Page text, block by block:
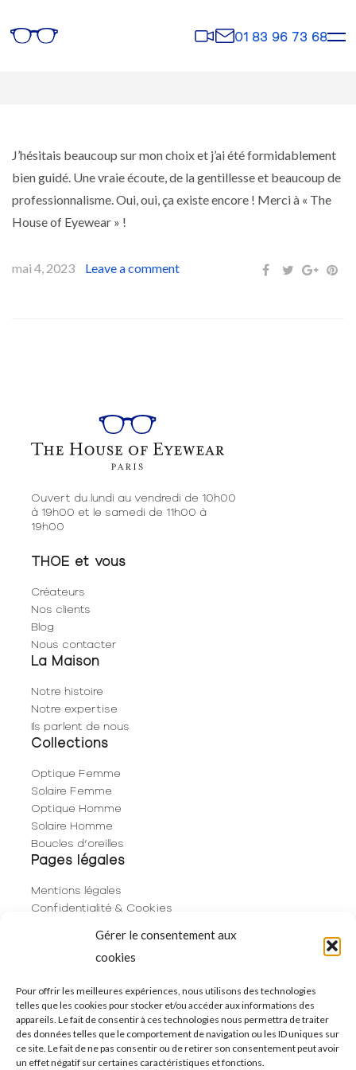
Gérer le consentement aux
cookies
Pour offrir les meilleures expériences, nous utilisons des technologies
telles que les cookies pour stocker et/ou accéder aux informations des
appareils. Le fait de consentir à ces technologies nous permettra de traiter
des données telles que le comportement de navigation ou les ID uniques sur
ce site. Le fait de ne pas consentir ou de retirer son consentement peut avoir
un effet négatif sur certaines caractéristiques et fonctions.
Rendez-
vous
Contact
01 83 96 73 68
J’hésitais beaucoup sur mon choix et j’ai été formidablement
bien guidé. Une vraie écoute, de la gentillesse et beaucoup de
professionnalisme. Oui, oui, ça existe encore ! Merci à « The
House of Eyewear » !
mai 4, 2023 Leave a comment
Ouvert du lundi au vendredi de 10h00
à 19h00 et le samedi de 11h00 à
19h00
THOE et vous
Créateurs
Nos clients
Blog
Nous contacter
La Maison
Notre histoire
Notre expertise
Ils parlent de nous
Collections
Optique Femme
Solaire Femme
Optique Homme
Solaire Homme
Boucles d’oreilles
Pages légales
Mentions légales
Confidentialité & Cookies
Politique de cookies (UE)
06 29 53 66 63
01 83 96 73 68
250 Rue de Rivoli
75001 Paris